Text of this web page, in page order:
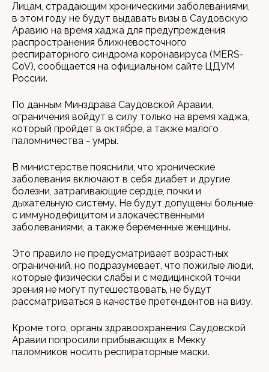
Лицам, страдающим хроническими заболеваниями,
в этом году не будут выдавать визы в Саудовскую
Аравию на время хаджа для предупреждения
распространения ближневосточного
респираторного синдрома коронавируса (MERS-
CoV), сообщается на официальном сайте ЦДУМ
России.
По данным Минздрава Саудовской Аравии,
ограничения войдут в силу только на время хаджа,
который пройдет в октябре, а также малого
паломничества - умры.
В министерстве пояснили, что хронические
заболевания включают в себя диабет и другие
болезни, затрагивающие сердце, почки и
дыхательную систему. Не будут допущены больные
с иммунодефицитом и злокачественными
заболеваниями, а также беременные женщины.
Это правило не предусматривает возрастных
ограничений, но подразумевает, что пожилые люди,
которые физически слабы и с медицинской точки
зрения не могут путешествовать, не будут
рассматриваться в качестве претендентов на визу.
Кроме того, органы здравоохранения Саудовской
Аравии попросили прибывающих в Мекку
паломников носить респираторные маски.